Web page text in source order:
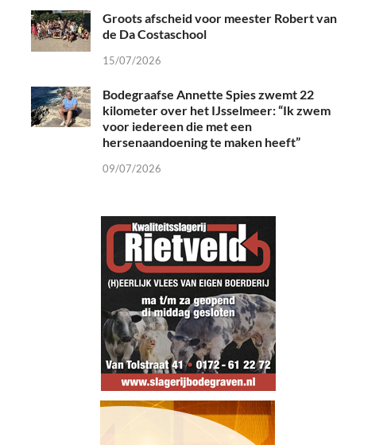
Groots afscheid voor meester Robert van
de Da Costaschool
15/07/2026
Bodegraafse Annette Spies zwemt 22
kilometer over het IJsselmeer: “Ik zwem
voor iedereen die met een
hersenaandoening te maken heeft”
09/07/2026